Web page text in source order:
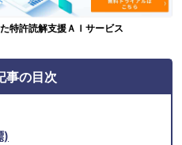
特許読解支援ＡＩサービス
事の目次
)